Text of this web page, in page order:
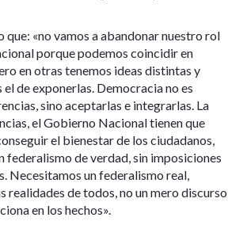
que: «no vamos a abandonar nuestro rol
porque podemos coincidir en
en otras tenemos ideas distintas y
de exponerlas. Democracia no es
sino aceptarlas e integrarlas. La
el Gobierno Nacional tienen que
el bienestar de los ciudadanos,
federalismo de verdad, sin imposiciones
Necesitamos un federalismo real,
realidades de todos, no un mero discurso
en los hechos».